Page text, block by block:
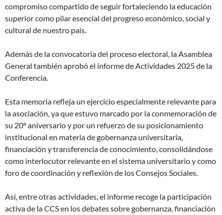
compromiso compartido de seguir fortaleciendo la educación
superior como pilar esencial del progreso económico, social y
cultural de nuestro país.
Además de la convocatoria del proceso electoral, la Asamblea
General también aprobó el informe de Actividades 2025 de la
Conferencia.
Esta memoria refleja un ejercicio especialmente relevante para
la asociación, ya que estuvo marcado por la conmemoración de
su 20º aniversario y por un refuerzo de su posicionamiento
institucional en materia de gobernanza universitaria,
financiación y transferencia de conocimiento, consolidándose
como interlocutor relevante en el sistema universitario y como
foro de coordinación y reflexión de los Consejos Sociales.
Así, entre otras actividades, el informe recoge la participación
activa de la CCS en los debates sobre gobernanza, financiación